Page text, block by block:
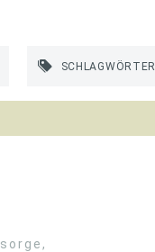
SCHLAGWÖRTER
,